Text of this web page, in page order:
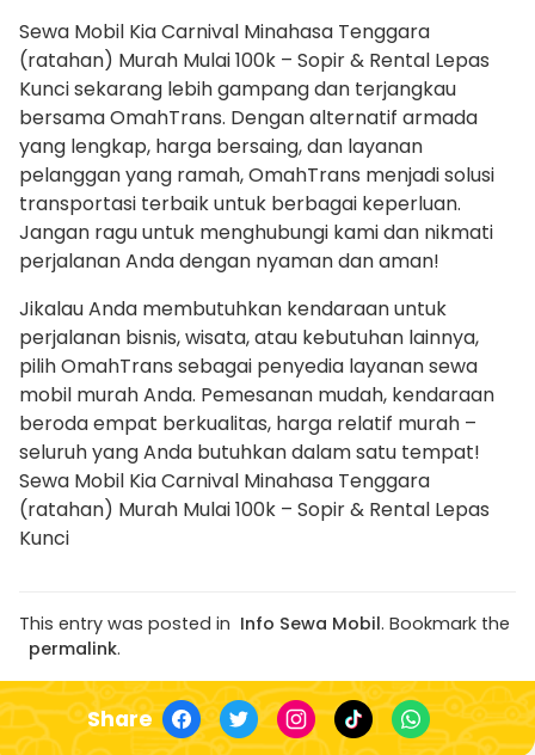
Sewa Mobil Kia Carnival Minahasa Tenggara
(ratahan) Murah Mulai 100k – Sopir & Rental Lepas
Kunci sekarang lebih gampang dan terjangkau
bersama OmahTrans. Dengan alternatif armada
yang lengkap, harga bersaing, dan layanan
pelanggan yang ramah, OmahTrans menjadi solusi
transportasi terbaik untuk berbagai keperluan.
Jangan ragu untuk menghubungi kami dan nikmati
perjalanan Anda dengan nyaman dan aman!
Jikalau Anda membutuhkan kendaraan untuk
perjalanan bisnis, wisata, atau kebutuhan lainnya,
pilih OmahTrans sebagai penyedia layanan sewa
mobil murah Anda. Pemesanan mudah, kendaraan
beroda empat berkualitas, harga relatif murah –
seluruh yang Anda butuhkan dalam satu tempat!
Sewa Mobil Kia Carnival Minahasa Tenggara
(ratahan) Murah Mulai 100k – Sopir & Rental Lepas
Kunci
This entry was posted in Info Sewa Mobil. Bookmark the
permalink.
Share